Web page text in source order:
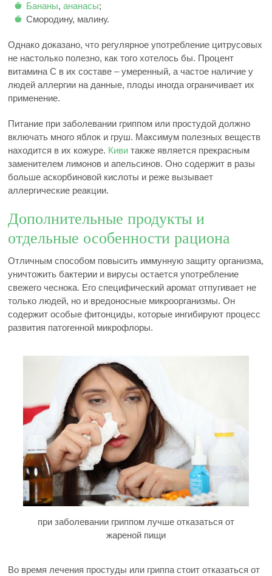
Бананы,ананасы;
Смородину, малину.
Однако доказано, что регулярное употребление цитрусовых
не настолько полезно, как того хотелось бы. Процент
витамина C в их составе – умеренный, а частое наличие у
людей аллергии на данные, плоды иногда ограничивает их
применение.
Питание при заболевании гриппом или простудой должно
включать много яблок и груш. Максимум полезных веществ
находится в их кожуре. Киви также является прекрасным
заменителем лимонов и апельсинов. Оно содержит в разы
больше аскорбиновой кислоты и реже вызывает
аллергические реакции.
Дополнительные продукты и
отдельные особенности рациона
Отличным способом повысить иммунную защиту организма,
уничтожить бактерии и вирусы остается употребление
свежего чеснока. Его специфический аромат отпугивает не
только людей, но и вредоносные микроорганизмы. Он
содержит особые фитонциды, которые ингибируют процесс
развития патогенной микрофлоры.
при заболевании гриппом лучше отказаться от
жареной пищи
Во время лечения простуды или гриппа стоит отказаться от